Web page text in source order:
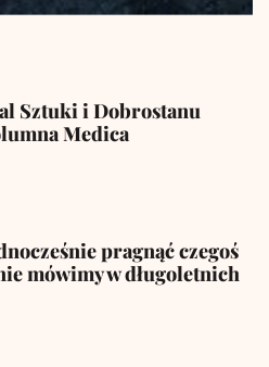
Sztuki i Dobrostanu
Medica
pragnąć czegoś
mówimy w długoletnich